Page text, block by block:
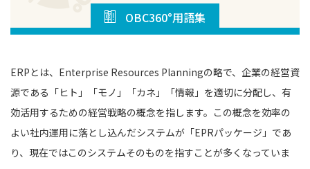
OBC360°用語集
ERPとは、Enterprise Resources Planningの略で、企業の経営資
源である「ヒト」「モノ」「カネ」「情報」を適切に分配し、有
効活用するための経営戦略の概念を指します。この概念を効率の
よい社内運用に落とし込んだシステムが「EPRパッケージ」であ
り、現在ではこのシステムそのものを指すことが多くなっていま